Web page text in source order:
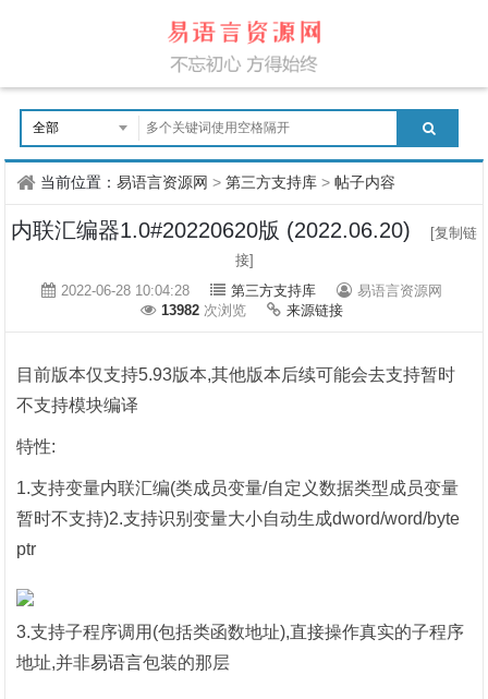
当前位置：易语言资源网 >第三方支持库 >帖子内容
内联汇编器1.0#20220620版 (2022.06.20)
[复制链
接]
2022-06-28 10:04:28
第三方支持库
易语言资源网
13982 次浏览 来源链接
目前版本仅支持5.93版本,其他版本后续可能会去支持暂时
不支持模块编译
特性:
1.支持变量内联汇编(类成员变量/自定义数据类型成员变量
暂时不支持)2.支持识别变量大小自动生成dword/word/byte
ptr
3.支持子程序调用(包括类函数地址),直接操作真实的子程序
地址,并非易语言包装的那层